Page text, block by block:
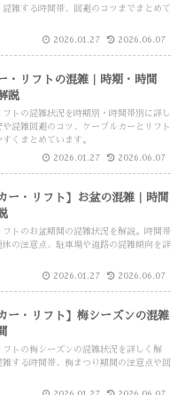
雑する時間帯、回避のコツまでまとめて
2026.01.27 2026.06.07
・リフトの混雑｜時期・時間
説
トの混雑状況を時期別・時間帯別に詳し
混雑回避のコツ、ケーブルカーとリフト
くまとめています。
2026.01.27 2026.06.07
ー・リフト】お盆の混雑｜時間
トのお盆期間の混雑状況を解説。時間帯
の注意点、駐車場や道路の混雑傾向を詳
2026.01.27 2026.06.07
ー・リフト】梅シーズンの混雑
トの梅シーズンの混雑状況を詳しく解
する時間帯、梅まつり期間の注意点や回